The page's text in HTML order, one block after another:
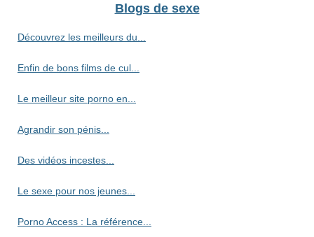
Blogs de sexe
Découvrez les meilleurs du...
Enfin de bons films de cul...
Le meilleur site porno en...
Agrandir son pénis...
Des vidéos incestes...
Le sexe pour nos jeunes...
Porno Access : La référence...